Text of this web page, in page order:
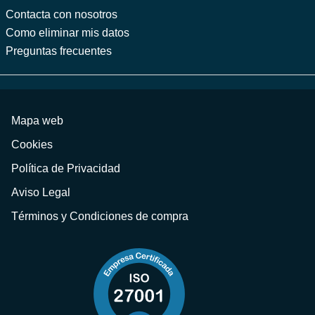
Contacta con nosotros
Como eliminar mis datos
Preguntas frecuentes
Mapa web
Cookies
Política de Privacidad
Aviso Legal
Términos y Condiciones de compra